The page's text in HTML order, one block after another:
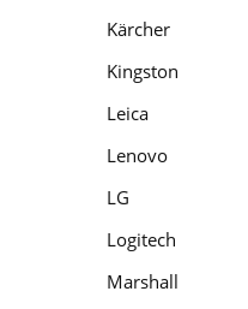
Kärcher
Kingston
Leica
Lenovo
LG
Logitech
Marshall